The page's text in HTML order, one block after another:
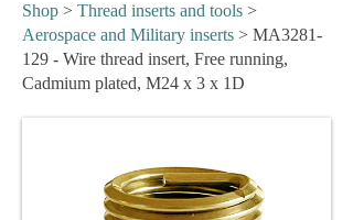
Shop > Thread inserts and tools >
Aerospace and Military inserts > MA3281-
129 - Wire thread insert, Free running,
Cadmium plated, M24 x 3 x 1D